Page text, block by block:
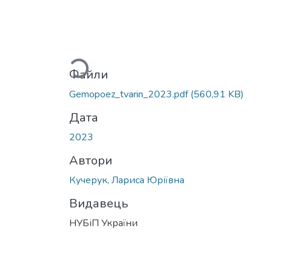
Вантажиться...
Файли
Gemopoez_tvarin_2023.pdf(560,91 KB)
Дата
2023
Автори
Кучерук, Лариса Юріївна
Видавець
НУБіП України